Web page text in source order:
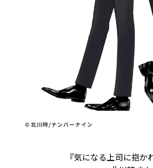
『気になる上司に抱か